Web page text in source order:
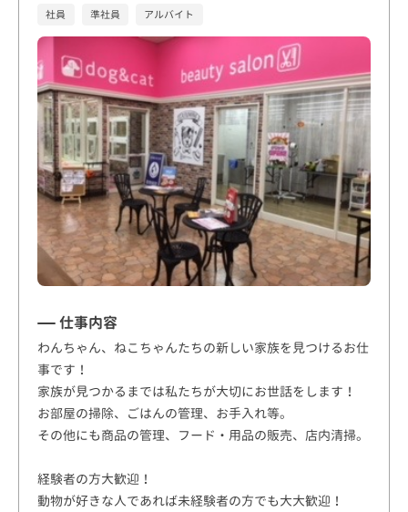
社員
準社員 アルバイト
仕事内容
わんちゃん、ねこちゃんたちの新しい家族を見つけるお仕
事です！
家族が見つかるまでは私たちが大切にお世話をします！
お部屋の掃除、ごはんの管理、お手入れ等。
その他にも商品の管理、フード・用品の販売、店内清掃。
経験者の方大歓迎！
動物が好きな人であれば未経験者の方でも大大歓迎！